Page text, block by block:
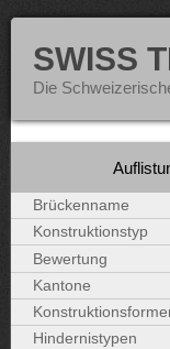
SWISS
Die
Brückenname
Konstruktionstyp
Bewertung
Kantone
Hindernistypen